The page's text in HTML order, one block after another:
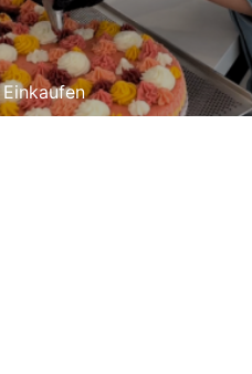
Einkaufen